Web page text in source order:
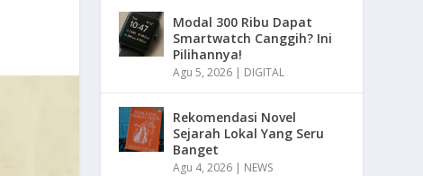
Modal 300 Ribu Dapat
Smartwatch Canggih? Ini
Pilihannya!
Agu 5, 2026 | DIGITAL
Rekomendasi Novel
Sejarah Lokal Yang Seru
Banget
Agu 4, 2026 | NEWS